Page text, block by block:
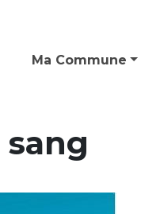
Ma Commune